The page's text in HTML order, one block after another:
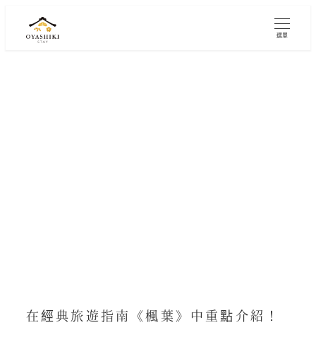
選單
在經典旅遊指南《楓葉》中重點介紹！